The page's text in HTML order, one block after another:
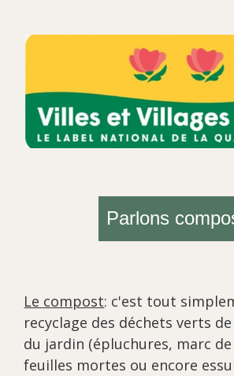
Parlons
Le compost: c'est tout
recyclage des déchets verts
du jardin (épluchures, marc
feuilles mortes ou encore